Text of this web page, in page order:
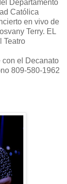
Departamento
Católica
en vivo de
Terry. EL
Teatro
con el Decanato
809-580-1962